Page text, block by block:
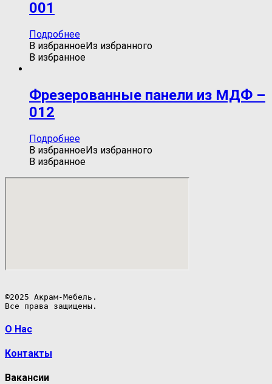
001
Подробнее
В избранноеИз избранного
В избранное
Фрезерованные панели из МДФ –
012
Подробнее
В избранноеИз избранного
В избранное
©2025 Акрам-Мебель.
Все права защищены.
О Нас
Контакты
Вакансии